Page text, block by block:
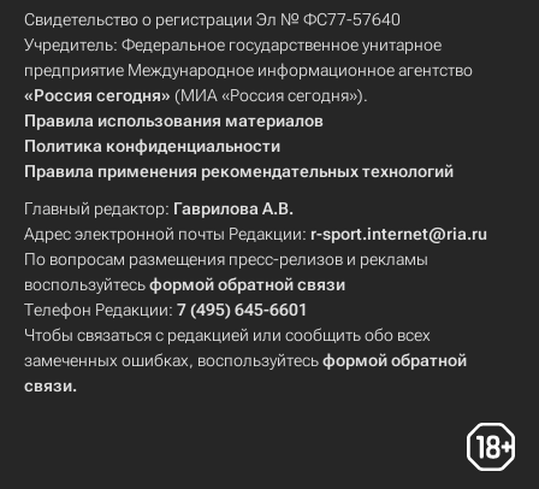
Свидетельство о регистрации Эл № ФС77-57640
Учредитель: Федеральное государственное унитарное
предприятие Международное информационное агентство
«Россия сегодня» (МИА «Россия сегодня»).
Правила использования материалов
Политика конфиденциальности
Правила применения рекомендательных технологий
Главный редактор: Гаврилова А.В.
Адрес электронной почты Редакции: r-sport.internet@ria.ru
По вопросам размещения пресс-релизов и рекламы
воспользуйтесьформой обратной связи
Телефон Редакции: 7 (495) 645-6601
Чтобы связаться с редакцией или сообщить обо всех
замеченных ошибках, воспользуйтесьформой обратной
связи.